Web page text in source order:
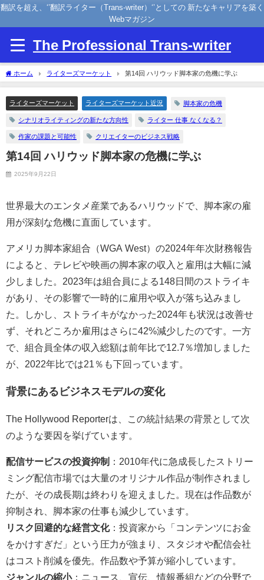
翻訳を超え、‘’翻訳ライター（Trans-writer）‘’としての 新たなキャリアを築く
Webマガジン
The Professional Trans-writer
ホーム ライターズマーケット 第14回 ハリウッド脚本家の危機に学ぶ
ライターズマーケット ライターズマーケット近況 脚本家の危機
シナリオライティングの新たな方向性 ライター 仕事 なくなる？
作家の課題と可能性 クリエイターのビジネス戦略
第14回 ハリウッド脚本家の危機に学ぶ
2025年9月22日
世界最大のエンタメ産業であるハリウッドで、脚本家の雇
用が深刻な危機に直面しています。
アメリカ脚本家組合（WGA West）の2024年年次財務報告
によると、テレビや映画の脚本家の収入と雇用は大幅に減
少しました。 2023年は組合員による148日間のストライキ
があり、その影響で一時的に雇用や収入が落ち込みまし
た。しかし、ストライキがなかった2024年も状況は改善せ
ず、それどころか雇用はさらに42%減少したのです。一方
で、組合員全体の収入総額は前年比で12.7 ％増加しました
が、 2022年比では21 ％も下回っています。
背景にあるビジネスモデルの変化
The Hollywood Reporterは、この統計結果の背景として次
のような要因を挙げています。
配信サービスの投資抑制 ： 2010年代に急成長したストリー
ミング配信市場では大量のオリジナル作品が制作されまし
たが、その成長期は終わりを迎えました。現在は作品数が
抑制され、脚本家の仕事も減少しています。
リスク回避的な経営文化：投資家から「コンテンツにお金
をかけすぎだ」という圧力が強まり、スタジオや配信会社
はコスト削減を優先。作品数や予算が縮小しています。
ジャンルの縮小：ニュース、宣伝、情報番組などの分野で